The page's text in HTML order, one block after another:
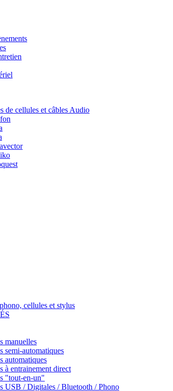
de cellules et câbles Audio
cellules et stylus
manuelles
semi-automatiques
automatiques
à entrainement direct
"tout-en-un"
USB / Digitales / Bluetooth / Phono